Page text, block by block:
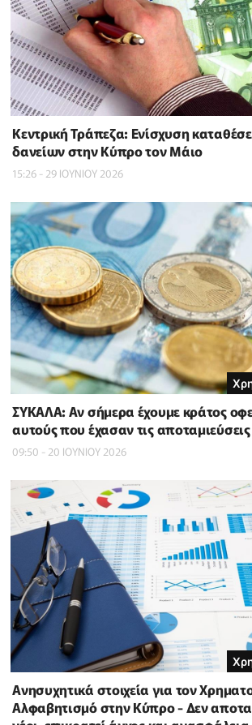
Κεντρική Τράπεζα: Ενίσχυση
δανείων στην Κύπρο τον Μάιο
15:26 - 29 ΙΟΥΝΙΟΥ 2026
ΣΥΚΑΛΑ: Αν σήμερα έχουμε κράτος
αυτούς που έχασαν τις
09:50 - 20 ΙΟΥΝΙΟΥ 2026
Ανησυχητικά στοιχεία για τον
Αλφαβητισμό στην Κύπρο - Δεν